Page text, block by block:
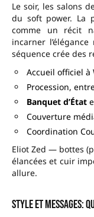
Le soir, les salons
du soft power. La
comme un récit
incarner
séquence crée des
Accueil officiel
Procession,
Banquet d’État
Couverture
Coordination
Eliot Zed — bottes
élancées et cuir
allure.
Style et messages: